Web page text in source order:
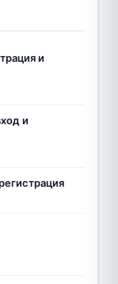
и
и